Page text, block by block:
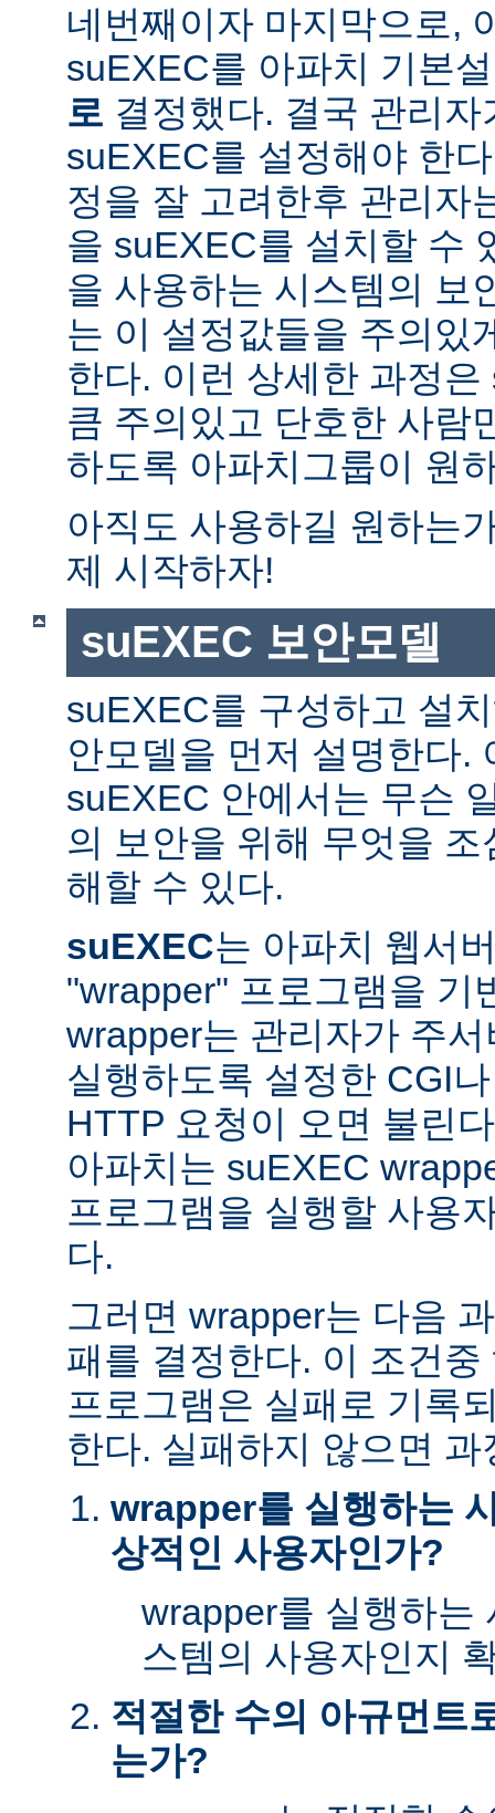
네번째이자 마지막으로,
suEXEC를 아파치 기본
로 결정했다. 결국 관리
suEXEC를 설정해야 한
정을 잘 고려한후 관리자
을 suEXEC를 설치할 수
을 사용하는 시스템의 보
는 이 설정값들을 주의있
한다. 이런 상세한 과정
큼 주의있고 단호한 사람
하도록 아파치그룹이 원
아직도 사용하길 원하는
제 시작하자!
suEXEC 보안모델
suEXEC를 구성하고 설
안모델을 먼저 설명한다.
suEXEC 안에서는 무슨
의 보안을 위해 무엇을
해할 수 있다.
suEXEC는 아파치 웹서
"wrapper" 프로그램을 기
wrapper는 관리자가 주
실행하도록 설정한 CGI
HTTP 요청이 오면 불린
아파치는 suEXEC
프로그램을 실행할 사용
다.
그러면 wrapper는 다음
패를 결정한다. 이 조건
프로그램은 실패로 기록
한다. 실패하지 않으면
wrapper를 실행하는
상적인 사용자인가?
wrapper를 실행하는
스템의 사용자인지
적절한 수의 아규먼트
는가?